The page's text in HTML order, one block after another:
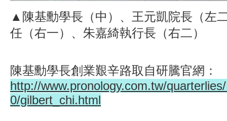
▲陳基勳學長（中）、王元凱院長（左
任（右一）、朱嘉綺執行長（右二）
陳基勳學長創業艱辛路取自研騰官網：
http://www.pronology.com.tw/
0/gilbert_chi.html